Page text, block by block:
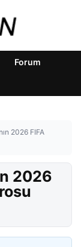
Forum
2026 FIFA
2026